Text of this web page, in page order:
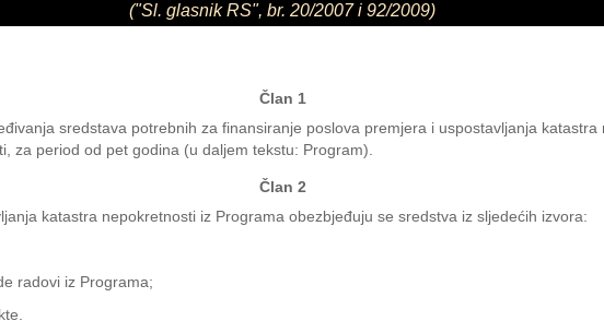
("Sl. glasnik RS", br. 20/2007 i 92/2009)
Član 1
sredstava potrebnih za finansiranje poslova premjera i uspostavljanja
za period od pet godina (u daljem tekstu: Program).
Član 2
katastra nepokretnosti iz Programa obezbjeđuju se sredstva iz sljedećih izvora:
radovi iz Programa;